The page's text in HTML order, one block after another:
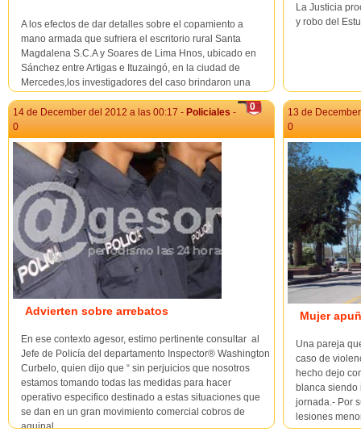
A los efectos de dar detalles sobre el copamiento a
mano armada que sufriera el escritorio rural Santa
Magdalena S.C.A y Soares de Lima Hnos, ubicado en
Sánchez entre Artigas e Ituzaingó, en la ciudad de
Mercedes,los investigadores del caso brindaron una
de Soriano. Est...
La Justicia
y robo del
0
14 de December del 2012 a las 00:17 - Policiales -
0
Advierten sobre arrebatos
En ese contexto agesor, estimo pertinente consultar al
Jefe de Policía del departamento Inspector® Washington
Curbelo, quien dijo que “ sin perjuicios que nosotros
estamos tomando todas las medidas para hacer
operativo especifico destinado a estas situaciones que
se dan en un gran movimiento comercial cobros de
aguinal...
13 de
0
Mujer
Una pareja
caso de
hecho dejo
blanca siendo
jornada.- Por
lesiones